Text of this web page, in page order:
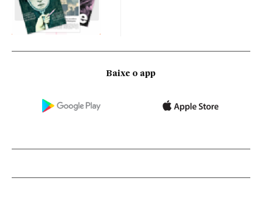
Baixe o app